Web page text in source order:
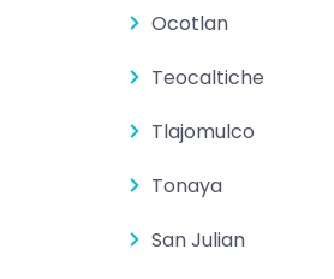
Ocotlan
Teocaltiche
Tlajomulco
Tonaya
San Julian